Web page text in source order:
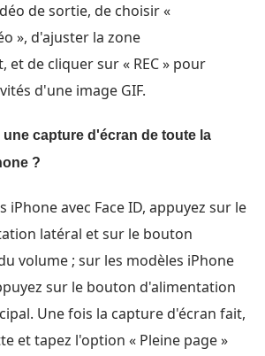
de sortie, de choisir «
», d'ajuster la zone
de cliquer sur « REC » pour
d'une image GIF.
une capture d'écran de toute la
?
iPhone avec Face ID, appuyez sur le
latéral et sur le bouton
volume ; sur les modèles iPhone
sur le bouton d'alimentation
Une fois la capture d'écran fait,
et tapez l'option « Pleine page »